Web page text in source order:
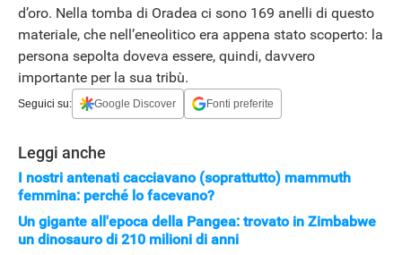
d’oro. Nella tomba di Oradea ci sono 169 anelli di questo
materiale, che nell’eneolitico era appena stato scoperto: la
persona sepolta doveva essere, quindi, davvero
importante per la sua tribù.
Seguici su: Google Discover Fonti preferite
Leggi anche
I nostri antenati cacciavano (soprattutto) mammuth
femmina: perché lo facevano?
Un gigante all'epoca della Pangea: trovato in Zimbabwe
un dinosauro di 210 milioni di anni